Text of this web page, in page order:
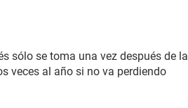
sólo se toma una vez después de la
veces al año si no va perdiendo